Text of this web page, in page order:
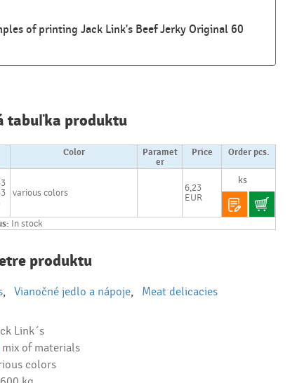
of printing Jack Link's Beef Jerky Original 60
nákupe
predmetov
potlač na
premedy?
Ako si vybrať
predmet?
tabuľka produktu
Color
Paramet
er
Price Order pcs.
various colors
6,23
EUR
In stock
produktu
, Vianočné jedlo a nápoje, Meat delicacies
Link´s
mix of materials
colors